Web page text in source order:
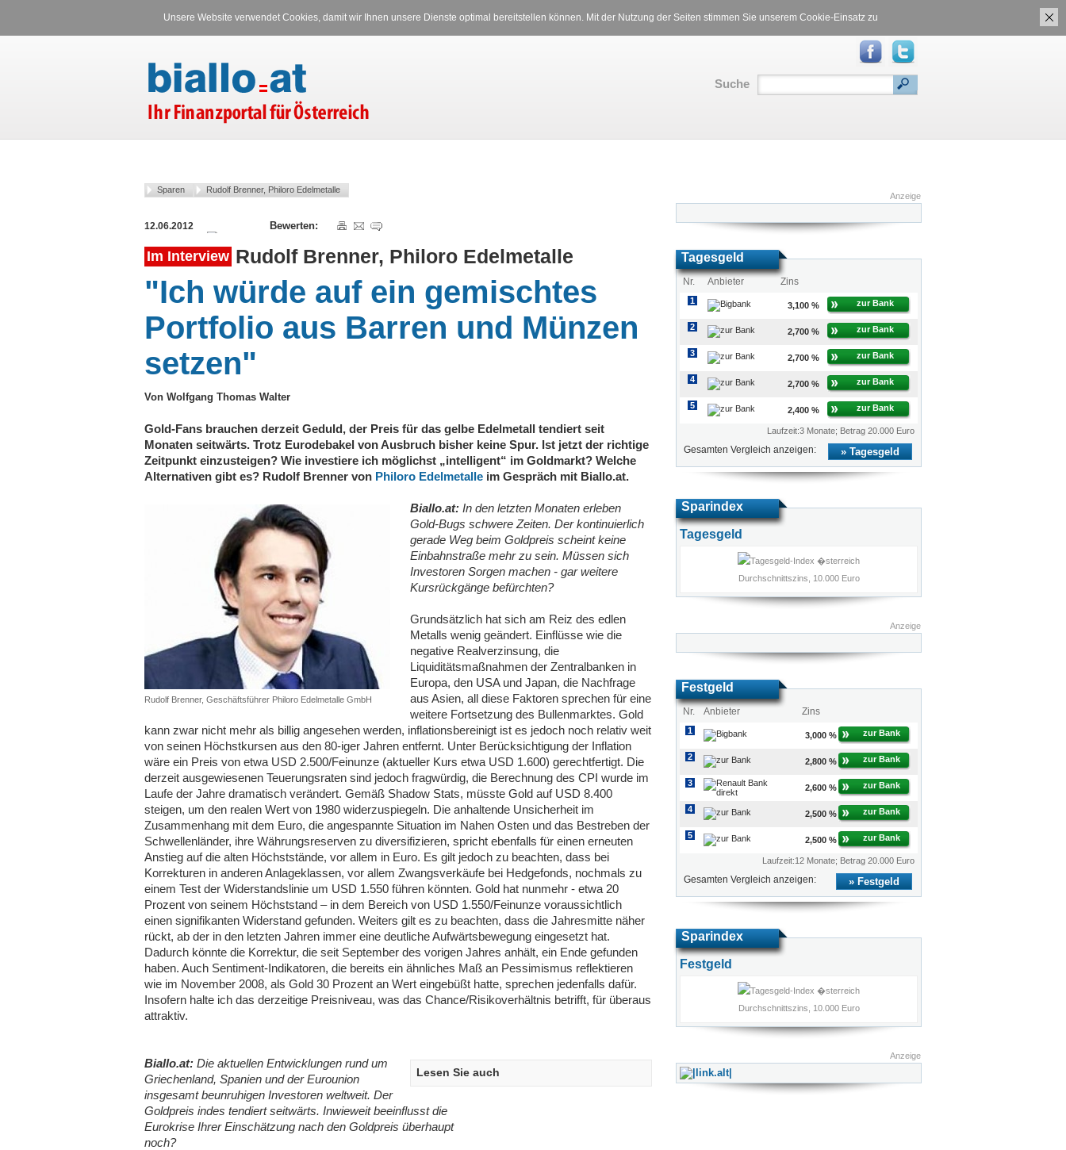
Unsere Website verwendet Cookies, damit wir Ihnen unsere Dienste optimal bereitstellen können. Mit der Nutzung der Seiten stimmen Sie unserem Cookie-Einsatz zu
Suche
Sparen Rudolf Brenner, Philoro Edelmetalle
12.06.2012
Im Interview Rudolf Brenner, Philoro Edelmetalle
"Ich würde auf ein gemischtes
Portfolio aus Barren und Münzen
setzen"
Von Wolfgang Thomas Walter
Gold-Fans brauchen derzeit Geduld, der Preis für das gelbe Edelmetall tendiert seit
Monaten seitwärts. Trotz Eurodebakel von Ausbruch bisher keine Spur. Ist jetzt der richtige
Zeitpunkt einzusteigen? Wie investiere ich möglichst „intelligent“ im Goldmarkt? Welche
Alternativen gibt es? Rudolf Brenner von Philoro Edelmetalle im Gespräch mit Biallo.at.
Rudolf Brenner, Geschäftsführer Philoro Edelmetalle GmbH
Biallo.at: In den letzten Monaten erleben
Gold-Bugs schwere Zeiten. Der kontinuierlich
gerade Weg beim Goldpreis scheint keine
Einbahnstraße mehr zu sein. Müssen sich
Investoren Sorgen machen - gar weitere
Kursrückgänge befürchten?
Grundsätzlich hat sich am Reiz des edlen
Metalls wenig geändert. Einflüsse wie die
negative Realverzinsung, die
Liquiditätsmaßnahmen der Zentralbanken in
Europa, den USA und Japan, die Nachfrage
aus Asien, all diese Faktoren sprechen für eine
weitere Fortsetzung des Bullenmarktes. Gold
kann zwar nicht mehr als billig angesehen werden, inflationsbereinigt ist es jedoch noch relativ weit
von seinen Höchstkursen aus den 80-iger Jahren entfernt. Unter Berücksichtigung der Inflation
wäre ein Preis von etwa USD 2.500/Feinunze (aktueller Kurs etwa USD 1.600) gerechtfertigt. Die
derzeit ausgewiesenen Teuerungsraten sind jedoch fragwürdig, die Berechnung des CPI wurde im
Laufe der Jahre dramatisch verändert. Gemäß Shadow Stats, müsste Gold auf USD 8.400
steigen, um den realen Wert von 1980 widerzuspiegeln. Die anhaltende Unsicherheit im
Zusammenhang mit dem Euro, die angespannte Situation im Nahen Osten und das Bestreben der
Schwellenländer, ihre Währungsreserven zu diversifizieren, spricht ebenfalls für einen erneuten
Anstieg auf die alten Höchststände, vor allem in Euro. Es gilt jedoch zu beachten, dass bei
Korrekturen in anderen Anlageklassen, vor allem Zwangsverkäufe bei Hedgefonds, nochmals zu
einem Test der Widerstandslinie um USD 1.550 führen könnten. Gold hat nunmehr - etwa 20
Prozent von seinem Höchststand – in dem Bereich von USD 1.550/Feinunze voraussichtlich
einen signifikanten Widerstand gefunden. Weiters gilt es zu beachten, dass die Jahresmitte näher
rückt, ab der in den letzten Jahren immer eine deutliche Aufwärtsbewegung eingesetzt hat.
Dadurch könnte die Korrektur, die seit September des vorigen Jahres anhält, ein Ende gefunden
haben. Auch Sentiment-Indikatoren, die bereits ein ähnliches Maß an Pessimismus reflektieren
wie im November 2008, als Gold 30 Prozent an Wert eingebüßt hatte, sprechen jedenfalls dafür.
Insofern halte ich das derzeitige Preisniveau, was das Chance/Risikoverhältnis betrifft, für überaus
attraktiv.
Lesen Sie auch
Biallo.at: Die aktuellen Entwicklungen rund um
Griechenland, Spanien und der Eurounion
insgesamt beunruhigen Investoren weltweit. Der
Goldpreis indes tendiert seitwärts. Inwieweit beeinflusst die
Eurokrise Ihrer Einschätzung nach den Goldpreis überhaupt
noch?
Anzeige
Tagesgeld
Nr. Anbieter Zins
1 3,100 % zur Bank
2 2,700 % zur Bank
3 2,700 % zur Bank
4 2,700 % zur Bank
5 2,400 % zur Bank
Laufzeit:3 Monate; Betrag 20.000 Euro
Gesamten Vergleich anzeigen: Tagesgeld
Sparindex
Tagesgeld
Durchschnittszins, 10.000 Euro
Anzeige
Festgeld
Nr. Anbieter Zins
1 3,000 % zur Bank
2 2,800 % zur Bank
3 2,600 % zur Bank
4 2,500 % zur Bank
5 2,500 % zur Bank
Laufzeit:12 Monate; Betrag 20.000 Euro
Gesamten Vergleich anzeigen: Festgeld
Sparindex
Festgeld
Durchschnittszins, 10.000 Euro
Anzeige